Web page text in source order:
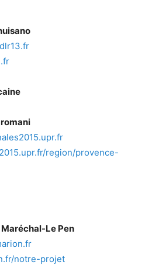
region/provence-
Le Pen
notre-projet